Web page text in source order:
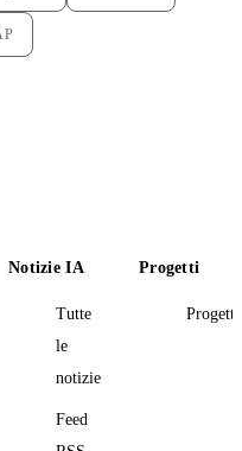
Notizie IA
Tutte
le
notizie
Feed
Progetti
Progetti